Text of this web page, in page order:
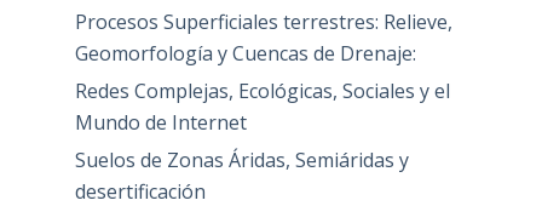
Procesos Superficiales terrestres: Relieve,
Geomorfología y Cuencas de Drenaje:
Redes Complejas, Ecológicas, Sociales y el
Mundo de Internet
Suelos de Zonas Áridas, Semiáridas y
desertificación